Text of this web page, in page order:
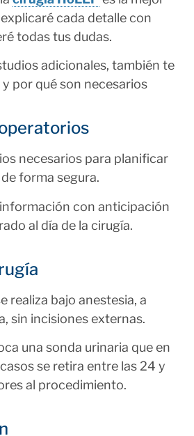
cada detalle con
todas tus dudas.
adicionales, también te
por qué son necesarios
necesarios para planificar
forma segura.
con anticipación
al día de la cirugía.
realiza bajo anestesia, a
sin incisiones externas.
una sonda urinaria que en
se retira entre las 24 y
al procedimiento.